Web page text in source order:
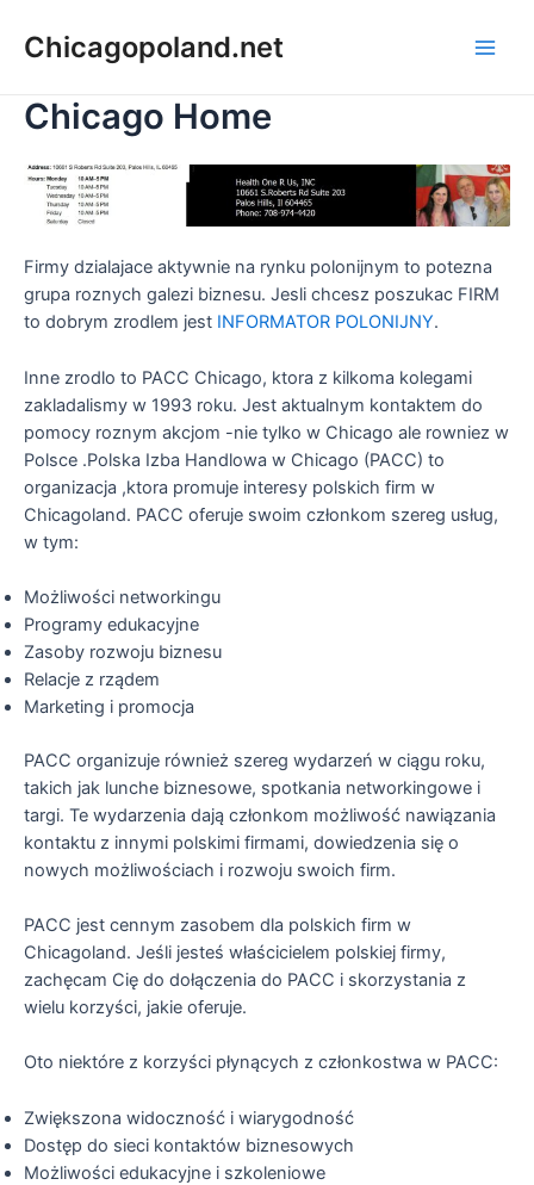
Chicagopoland.net
Chicago Home
Firmy dzialajace aktywnie na rynku polonijnym to potezna
grupa roznych galezi biznesu. Jesli chcesz poszukac FIRM
to dobrym zrodlem jest INFORMATOR POLONIJNY.
Inne zrodlo to PACC Chicago, ktora z kilkoma kolegami
zakladalismy w 1993 roku. Jest aktualnym kontaktem do
pomocy roznym akcjom -nie tylko w Chicago ale rowniez w
Polsce .Polska Izba Handlowa w Chicago (PACC) to
organizacja ,ktora promuje interesy polskich firm w
Chicagoland. PACC oferuje swoim członkom szereg usług,
w tym:
Możliwości networkingu
Programy edukacyjne
Zasoby rozwoju biznesu
Relacje z rządem
Marketing i promocja
PACC organizuje również szereg wydarzeń w ciągu roku,
takich jak lunche biznesowe, spotkania networkingowe i
targi. Te wydarzenia dają członkom możliwość nawiązania
kontaktu z innymi polskimi firmami, dowiedzenia się o
nowych możliwościach i rozwoju swoich firm.
PACC jest cennym zasobem dla polskich firm w
Chicagoland. Jeśli jesteś właścicielem polskiej firmy,
zachęcam Cię do dołączenia do PACC i skorzystania z
wielu korzyści, jakie oferuje.
Oto niektóre z korzyści płynących z członkostwa w PACC:
Zwiększona widoczność i wiarygodność
Dostęp do sieci kontaktów biznesowych
Możliwości edukacyjne i szkoleniowe